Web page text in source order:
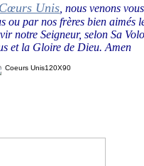
Unis , nous venons
par nos frères bien aimés
notre Seigneur, selon Sa
et la Gloire de Dieu. Amen